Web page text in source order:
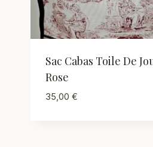
Sac Cabas Toile De
Rose
35,00 €